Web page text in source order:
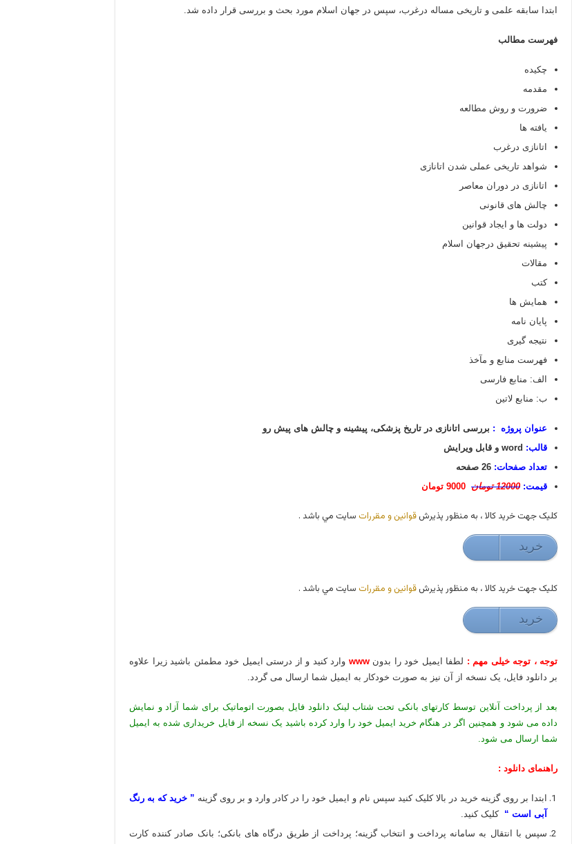
ابتدا سابقه علمی و تاریخی مساله درغرب، سپس در جهان اسلام مورد بحث و بررسی قرار داده شد.
فهرست مطالب
چکیده
مقدمه
ضرورت و روش مطالعه
یافته ها
اتانازی درغرب
شواهد تاریخی عملی شدن اتانازی
اتانازی در دوران معاصر
چالش های قانونی
دولت ها و ایجاد قوانين
پیشینه تحقیق درجهان اسلام
مقالات
كتب
همایش ها
پایان نامه
نتیجه گیری
فهرست منابع و مآخذ
الف: منابع فارسی
ب: منابع لاتین
عنوان پروژه : بررسی اتانازی در تاریخ پزشکی، پیشینه و چالش های پیش رو
قالب:
تعداد صفحات:
قیمت: 12000 تومان 9000 تومان
کليک جهت خريد کالا ، به منظور پذيرش قوانين و مقررات سايت مي باشد .
خريد
کليک جهت خريد کالا ، به منظور پذيرش قوانين و مقررات سايت مي باشد .
خريد
توجه ، توجه خیلی مهم : لطفا ایمیل خود را بدون www وارد کنید و از درستی ایمیل خود مطمئن باشید زیرا علاوه
بر دانلود فایل، یک نسخه از آن نیز به صورت خودکار به ایمیل شما ارسال می گردد.
بعد از پرداخت آنلاین توسط کارتهای بانکی تحت شتاب لینک دانلود فایل بصورت اتوماتیک برای شما آزاد و نمایش
داده می شود و همچنین اگر در هنگام خرید ایمیل خود را وارد کرده باشید یک نسخه از فایل خریداری شده به ایمیل
شما ارسال می شود.
راهنمای دانلود :
ابتدا بر روی گزینه خرید در بالا کلیک کنید سپس نام و ایمیل خود را در کادر وارد و بر روی گزینه ” خرید که به رنگ
آبی است “ کلیک کنید.
سپس با انتقال به سامانه پرداخت و انتخاب گزینه؛ پرداخت از طریق درگاه های بانکی؛ بانک صادر کننده کارت